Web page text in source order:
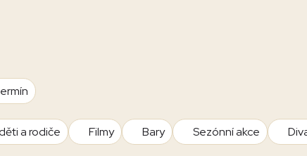
a rodiče Filmy Bary Sezónní akce